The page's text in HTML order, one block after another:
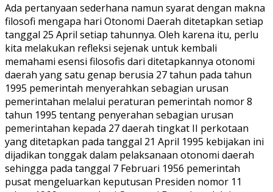
Ada pertanyaan sederhana namun syarat dengan makna
filosofi mengapa hari Otonomi Daerah ditetapkan setiap
tanggal 25 April setiap tahunnya. Oleh karena itu, perlu
kita melakukan refleksi sejenak untuk kembali
memahami esensi filosofis dari ditetapkannya otonomi
daerah yang satu genap berusia 27 tahun pada tahun
1995 pemerintah menyerahkan sebagian urusan
pemerintahan melalui peraturan pemerintah nomor 8
tahun 1995 tentang penyerahan sebagian urusan
pemerintahan kepada 27 daerah tingkat II perkotaan
yang ditetapkan pada tanggal 21 April 1995 kebijakan ini
dijadikan tonggak dalam pelaksanaan otonomi daerah
sehingga pada tanggal 7 Februari 1956 pemerintah
pusat mengeluarkan keputusan Presiden nomor 11